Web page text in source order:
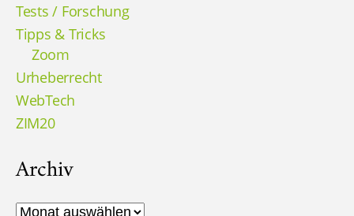
Tests / Forschung
Tipps & Tricks
Zoom
Urheberrecht
WebTech
ZIM20
Archiv
Archiv